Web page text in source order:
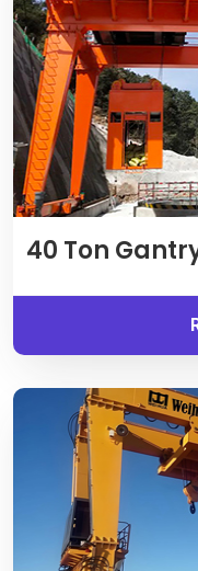
40 Ton